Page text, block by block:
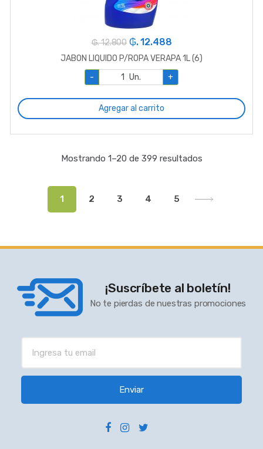
₲. 12.800 ₲. 12.488
JABON LIQUIDO P/ROPA VERAPA 1L (6)
-
Un. +
Agregar al carrito
Mostrando 1–20 de 399 resultados
1 2 3 4 5
¡Suscríbete al boletín!
No te pierdas de nuestras promociones
Enviar